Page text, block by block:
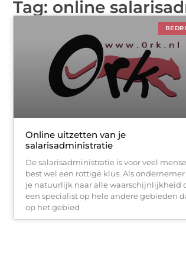
Tag: online
Online uitzetten van je
salarisadministratie
De salarisadministratie is voor veel
best wel een rottige klus. Als
je natuurlijk naar alle waarschijnlijkheid
een specialist op hele andere gebieden
op het gebied